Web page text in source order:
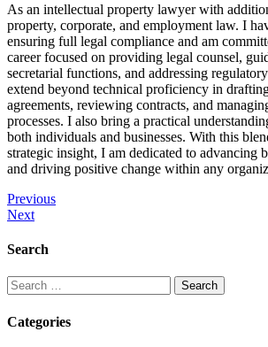
As an intellectual property lawyer with
property, corporate, and employment law. I
ensuring full legal compliance and am
career focused on providing legal counsel,
secretarial functions, and addressing
extend beyond technical proficiency in
agreements, reviewing contracts, and
processes. I also bring a practical
both individuals and businesses. With this
strategic insight, I am dedicated to advancing
and driving positive change within any
Post
navigation
Previous
Next
Search
Search
for:
Categories